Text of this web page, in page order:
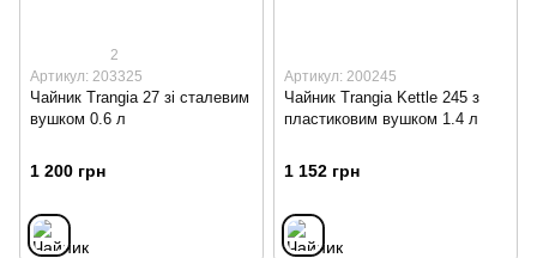
2
Артикул: 203325
Чайник Trangia 27 зі сталевим
вушком 0.6 л
1 200 грн
Артикул: 200245
Чайник Trangia Kettle 245 з
пластиковим вушком 1.4 л
1 152 грн